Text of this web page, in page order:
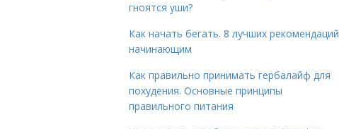
гноятся уши?
Как начать бегать. 8 лучших рекомендаций
начинающим
Как правильно принимать гербалайф для
похудения. Основные принципы
правильного питания